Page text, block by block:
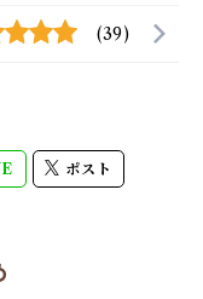
(39)
ポスト